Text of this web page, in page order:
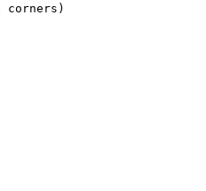
corners)